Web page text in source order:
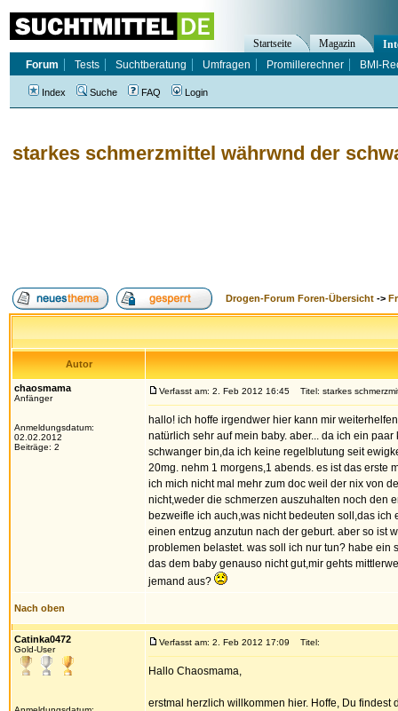
starkes schmerzmittel währwnd der
Drogen-Forum Foren-Übersicht ->
Autor
chaosmama
Anfänger
Anmeldungsdatum:
02.02.2012
Beiträge: 2
Verfasst am: 2. Feb 2012 16:45 Titel: starkes
hallo! ich hoffe irgendwer hier kann mir
natürlich sehr auf mein baby. aber... da ich ein
schwanger bin,da ich keine regelblutung seit
20mg. nehm 1 morgens,1 abends. es ist das erste
ich mich nicht mal mehr zum doc weil der nix von
nicht,weder die schmerzen auszuhalten noch den
bezweifle ich auch,was nicht bedeuten soll,das
einen entzug anzutun nach der geburt. aber so ist
problemen belastet. was soll ich nur tun? habe ein
das dem baby genauso nicht gut,mir gehts
jemand aus?
Nach oben
Catinka0472
Gold-User
Verfasst am: 2. Feb 2012 17:09 Titel:
Hallo Chaosmama,
erstmal herzlich willkommen hier. Hoffe, Du findest
Startseite Magazin
Forum
Tests Suchtberatung Umfragen Promillerechner BMI-
Index Suche FAQ Login